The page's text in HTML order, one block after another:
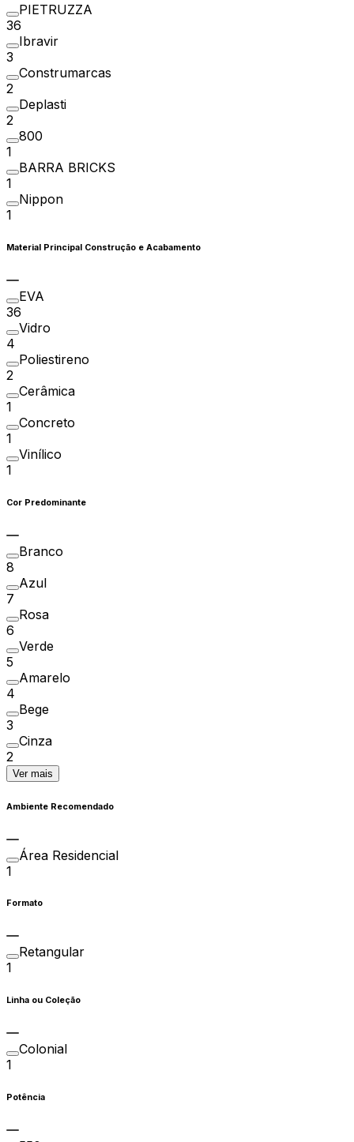
PIETRUZZA
36
Ibravir
3
Construmarcas
2
Deplasti
2
800
1
BARRA BRICKS
1
Nippon
1
Material Principal Construção e Acabamento
EVA
36
Vidro
4
Poliestireno
2
Cerâmica
1
Concreto
1
Vinílico
1
Cor Predominante
Branco
8
Azul
7
Rosa
6
Verde
5
Amarelo
4
Bege
3
Cinza
2
Ver mais
Ambiente Recomendado
Área Residencial
1
Formato
Retangular
1
Linha ou Coleção
Colonial
1
Potência